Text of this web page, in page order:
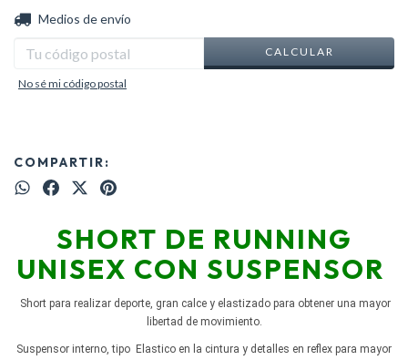
Entregas para el CP:
Medios de envío
CALCULAR
No sé mi código postal
COMPARTIR:
SHORT DE RUNNING
UNISEX CON SUSPENSOR
Short para realizar deporte, gran calce y elastizado para obtener una mayor
libertad de movimiento.
Suspensor interno, tipo Elastico en la cintura y detalles en reflex para mayor